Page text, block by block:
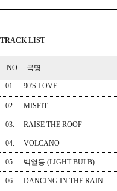
TRACK LIST
NO. 곡명
01. 90'S LOVE
02. MISFIT
03. RAISE THE ROOF
04. VOLCANO
05. 백열등 (LIGHT BULB)
06. DANCING IN THE RAIN